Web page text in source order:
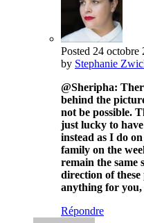
Posted 24 octobre
by Stephanie
@Sheripha:
behind the
not be possible.
just lucky to
instead as I do
family on the
remain the same
direction of
anything for
Répondre